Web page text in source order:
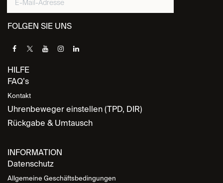
FOLGEN SIE UNS
HILFE
FAQ’s
Kontakt
Uhrenbeweger einstellen (TPD, DIR)
Rückgabe & Umtausch
INFORMATION
Datenschutz
Allgemeine Geschäftsbedingungen